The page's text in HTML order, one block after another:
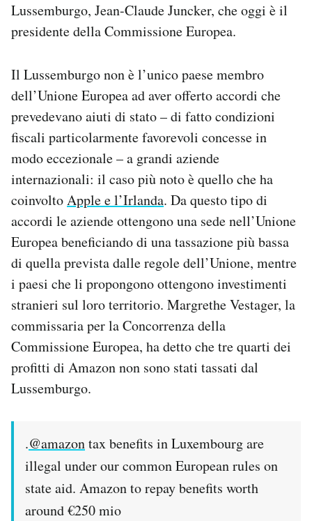
Lussemburgo, Jean-Claude Juncker, che oggi è il
presidente della Commissione Europea.
Il Lussemburgo non è l’unico paese membro
dell’Unione Europea ad aver offerto accordi che
prevedevano aiuti di stato – di fatto condizioni
fiscali particolarmente favorevoli concesse in
modo eccezionale – a grandi aziende
internazionali: il caso più noto è quello che ha
coinvoltoApple e l’Irlanda. Da questo tipo di
accordi le aziende ottengono una sede nell’Unione
Europea beneficiando di una tassazione più bassa
di quella prevista dalle regole dell’Unione, mentre
i paesi che li propongono ottengono investimenti
stranieri sul loro territorio. Margrethe Vestager, la
commissaria per la Concorrenza della
Commissione Europea, ha detto che tre quarti dei
profitti di Amazon non sono stati tassati dal
Lussemburgo.
.@amazontax benefits in Luxembourg are
illegal under our common European rules on
state aid. Amazon to repay benefits worth
around €250 mio